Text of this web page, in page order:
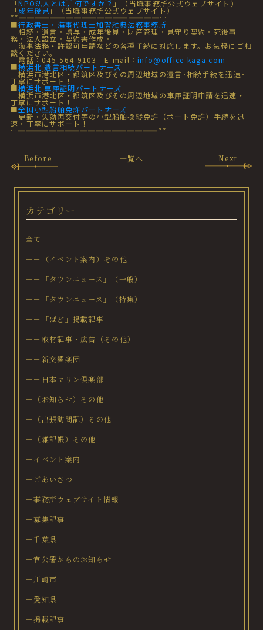
「NPO法人とは，何ですか？ 」（当職事務所公式ウェブサイト）
「成年後見」（当職事務所公式ウェブサイト）
**━━━━━━━━━━━━━━━━━━…
■行政書士・海事代理士加賀雅典法務事務所
相続・遺言・贈与・成年後見・財産管理・見守り契約・死後事
務・法人設立・契約書作成・
海事法務・許認可申請などの各種手続に対応します。お気軽にご相
談ください。
電話：045-564-9103 E-mail：info@office-kaga.com
■横浜北 遺言相続パートナーズ
横浜市港北区・都筑区及びその周辺地域の遺言･相続手続を迅速･
丁寧にサポート！
■横浜北 車庫証明パートナーズ
横浜市港北区・都筑区及びその周辺地域の車庫証明申請を迅速・
丁寧にサポート！
■全国小型船舶免許パートナーズ
更新・失効再交付等の小型船舶操縦免許（ボート免許）手続を迅
速・丁寧にサポート！
…━━━━━━━━━━━━━━━━━━**
Before 一覧へ Next
カテゴリー
全て
－－（イベント案内）その他
－－「タウンニュース」（一般）
－－「タウンニュース」（特集）
－－「ぱど」掲載記事
－－取材記事・広告（その他）
－－新交響楽団
－－日本マリン倶楽部
－（お知らせ）その他
－（出張訪問記）その他
－（雑記帳）その他
－イベント案内
－ごあいさつ
－事務所ウェブサイト情報
－募集記事
－千葉県
－官公署からのお知らせ
－川崎市
－愛知県
－掲載記事